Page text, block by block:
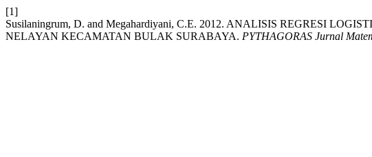
[1]
Susilaningrum, D. and Megahardiyani, C.E. 2012. ANALISIS REGRESI
NELAYAN KECAMATAN BULAK SURABAYA. PYTHAGORAS Jurnal